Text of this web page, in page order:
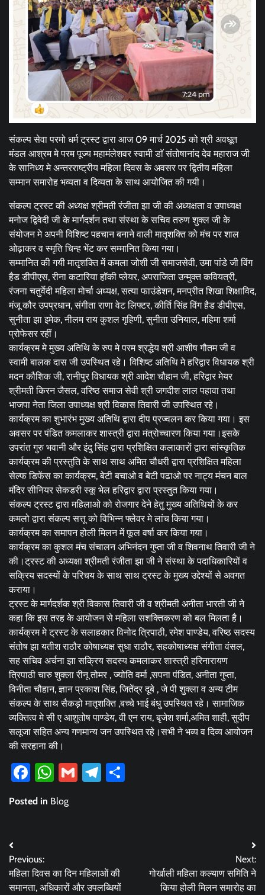
संकल्प सेवा परमो धर्म ट्रस्ट द्वारा आज 09 मार्च 2025 को श्री अवधूत
मंडल आश्रम मे परम पूज्य महामंलेशवर स्वामी डाॅ संतोषानांद देव महाराज जी
के सानिध्य मे अन्तरराष्ट्रीय महिला दिवस के अवसर पर द्वितीय महिला
सम्मान समारोह भव्यता व दिव्यता के साथ आयोजित की गयी।
संकल्प ट्रस्ट की अध्यक्ष श्रीमती रंजीता झा जी की अध्यक्षता व उपाध्यक्ष
मनोज द्विवेदी जी के मार्गदर्शन तथा संस्था के सचिव तरुण शुक्ल जी के
संयोजन मे अपनी विशिष्ट पहचान बनाने वाली मातृशक्ति को मंच पर शाल
ओढ़ाकर व स्मृति चिन्ह भेंट कर सम्मानित किया गया।
सम्मानित की गयी मातृशक्ति में कमला जोशी जी समाजसेवी, उमा पांडे जी विंग
हैड डीपीएस, रीना कटारिया हॉकी प्लेयर, अपराजिता उन्मुक्त कवियत्री,
रंजना चतुर्वेदी महिला मोर्चा अध्यक्ष, सत्या फाउंडेशन, मनप्रीत शिखा शिक्षाविद,
मंजू कौर उपप्रधान, संगीता राणा वेट लिफ्टर, कीर्ति सिंह विंग हैड डीपीएस,
सुनीता झा इमेक, नीलम राय कुशल गृहिणी, सुनीता उनियाल, महिमा शर्मा
प्रोफेसर रहीं।
कार्यक्रम मे मुख्य अतिथि के रुप मे परम श्रद्धेय श्री आशीष गौतम जी व
स्वामी बालक दास जी उपस्थित रहे। विशिष्ट अतिथि मे हरिद्वार विधायक श्री
मदन कौशिक जी, रानीपुर विधायक श्री आदेश चौहान जी, हरिद्वार मेयर
श्रीमती किरन जैसल, वरिष्ठ समाज सेवी श्री जगदीश लाल पहावा तथा
भाजपा नेता जिला उपाध्यक्ष श्री विकास तिवारी जी उपस्थित रहे।
कार्यक्रम का शुभारंभ मुख्य अतिथि द्वारा दीप प्रज्वलन कर किया गया। इस
अवसर पर पंडित कमलाकर शास्त्री द्वारा मंत्रोच्चारण किया गया।इसके
उपरांत गुरु भवानी और इंदु सिंह द्वारा प्रशिक्षित कलाकारों द्वारा सांस्कृतिक
कार्यक्रम की प्रस्तुति के साथ साथ अमित चौधरी द्वारा प्रशिक्षित महिला
सेल्फ डिफेंस का कार्यक्रम, बेटी बचाओ व बेटी पढाओ पर नाट्य मंचन बाल
मंदिर सीनियर सेकडरी स्कू भेल हरिद्वार द्वारा प्रस्तुत किया गया।
संकल्प ट्रस्ट द्वारा महिलाओ को रोजगार देने हेतु मुख्य अतिथियों के कर
कमलो द्वारा संकल्प सत्तू को विभिन्न फ्लेवर मे लांच किया गया।
कार्यक्रम का समापन होली मिलन में फूल वर्षा कर किया गया।
कार्यक्रम का कुशल मंच संचालन अभिनंदन गुप्ता जी व शिवनाथ तिवारी जी ने
की।ट्रस्ट की अध्यक्षा श्रीमती रंजीता झा जी ने संस्था के पदाधिकारियों व
सक्रिय सदस्यों के परिचय के साथ साथ ट्रस्ट के मुख्य उद्देश्यों से अवगत
कराया।
ट्रस्ट के मार्गदर्शक श्री विकास तिवारी जी व श्रीमती अनीता भारती जी ने
कहा कि इस तरह के आयोजन से महिला सशक्तिकरण को बल मिलता है।
कार्यक्रम मे ट्रस्ट के सलाहकार विनोद त्रिपाठी, रमेश पाण्डेय, वरिष्ठ सदस्य
संतोष झा यतीश राठौर कोषाध्यक्ष सुधा राठौर, सहकोषाध्यक्ष संगीता वंसल,
सह सचिव अर्चना झा सक्रिय सदस्य कमलाकर शास्त्री हरिनारायण
त्रिपाठी चारु शुक्ला रीनू तोमर , ज्योति वर्मा ,सपना पंडित, अनीता गुप्ता,
विनीता चौहान, ज्ञान प्रकाश सिंह, जितेंद्र दूबे , जे पी शुक्ला व अन्य टीम
संकल्प के साथ सैकड़ो मातृशक्ति ,बच्चे भाई बंधु उपस्थित रहे। सामाजिक
व्यक्तित्व मे सी ए आशुतोष पाण्डेय, वी एन राय, बृजेश शर्मा,अमित शाही, सुदीप
सलूजा सहित अन्य गणमान्य जन उपस्थित रहे।सभी ने भव्य व दिव्य आयोजन
की सरहाना की।
Facebook
WhatsApp
GmailTelegram
Posted in Blog
Post
navigation
Previous:
महिला दिवस का दिन महिलाओं की
समानता, अधिकारों और उपलब्धियों
Next:
गोर्खाली महिला कल्याण समिति ने
किया होली मिलन समारोह का